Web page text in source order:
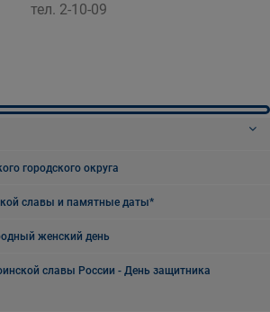
тел. 2-10-09
городского округа
славы и памятные даты*
женский день
славы России - День защитника